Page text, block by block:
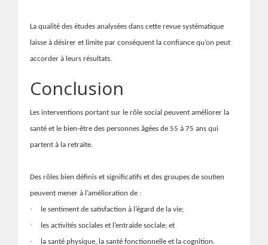
La qualité des études analysées dans cette revue systématique
laisse à désirer et limite par conséquent la confiance qu’on peut
accorder à leurs résultats.
Conclusion
Les interventions portant sur le rôle social peuvent améliorer la
santé et le bien-être des personnes âgées de 55 à 75 ans qui
partent à la retraite.
Des rôles bien définis et significatifs et des groupes de soutien
peuvent mener à l’amélioration de :
· le sentiment de satisfaction à l’égard de la vie;
· les activités sociales et l’entraide sociale; et
· la santé physique, la santé fonctionnelle et la cognition.